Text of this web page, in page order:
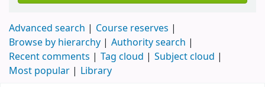
Advanced search
Course reserves
Browse by hierarchy
Authority search
Recent comments
Tag cloud
Subject cloud
Most popular
Library